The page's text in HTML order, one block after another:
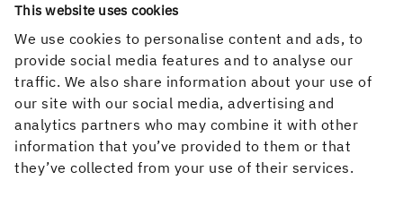
This website uses cookies
We use cookies to personalise content and ads, to
provide social media features and to analyse our
traffic. We also share information about your use of
our site with our social media, advertising and
analytics partners who may combine it with other
information that you’ve provided to them or that
they’ve collected from your use of their services.
Vad krävs för att öka användningen
av trä i flerbostadshus i praktiken?
– Framför allt behövs tydligare klimatkrav i
regelverket, fler referensprojekt som visar träets